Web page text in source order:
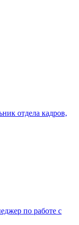
отдела кадров,
по работе с